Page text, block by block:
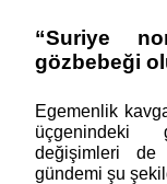
“Suriye
gözbebeği
Egemenlik
üçgenindeki
değişimleri
gündemi şu